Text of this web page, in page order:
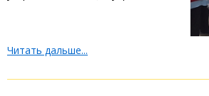
Читать дальше...